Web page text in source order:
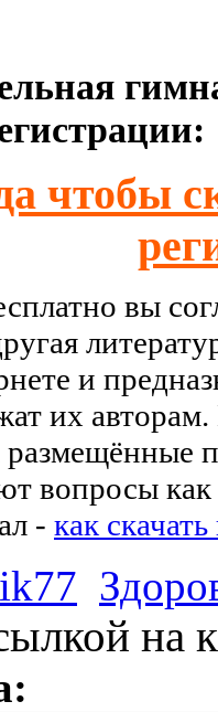
чтобы
вы
и
их
размещённые
вопросы как
- как
на